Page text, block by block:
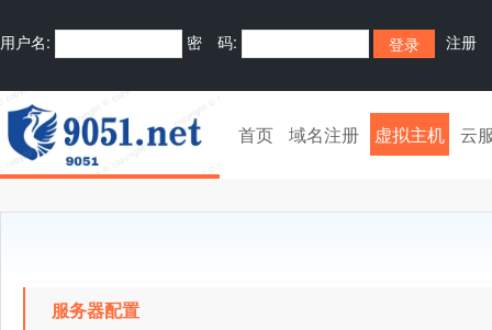
用户名: 密 码: 注册
首页 域名注册 虚拟主机 云
服务器配置